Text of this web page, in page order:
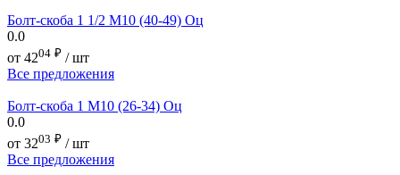
Болт-скоба 1 1/2 М10 (40-49) Оц
0.0
от 4204 ₽ / шт
Все предложения
Болт-скоба 1 М10 (26-34) Оц
0.0
от 3203 ₽ / шт
Все предложения